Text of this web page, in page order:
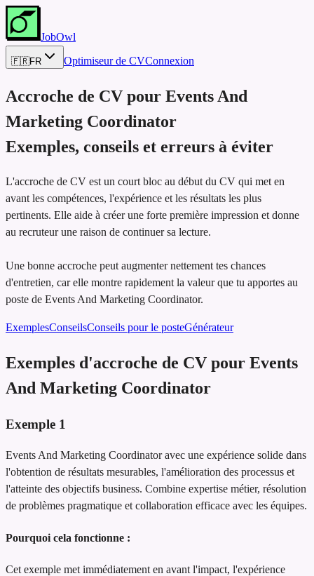
JobOwl
🇫🇷FR Optimiseur de CVConnexion
Accroche de CV pour Events And
Marketing Coordinator
Exemples, conseils et erreurs à éviter
L'accroche de CV est un court bloc au début du CV qui met en
avant les compétences, l'expérience et les résultats les plus
pertinents. Elle aide à créer une forte première impression et donne
au recruteur une raison de continuer sa lecture.
Une bonne accroche peut augmenter nettement tes chances
d'entretien, car elle montre rapidement la valeur que tu apportes au
poste de Events And Marketing Coordinator.
ExemplesConseilsConseils pour le posteGénérateur
Exemples d'accroche de CV pour Events
And Marketing Coordinator
Exemple 1
Events And Marketing Coordinator avec une expérience solide dans
l'obtention de résultats mesurables, l'amélioration des processus et
l'atteinte des objectifs business. Combine expertise métier, résolution
de problèmes pragmatique et collaboration efficace avec les équipes.
Pourquoi cela fonctionne :
Cet exemple met immédiatement en avant l'impact, l'expérience